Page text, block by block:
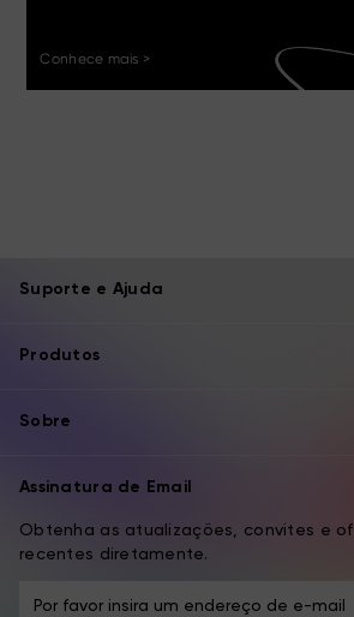
Conhece mais >
Suporte e Ajuda
Produtos
Sobre
Assinatura de Email
Obtenha as atualizações, convites e
recentes diretamente.